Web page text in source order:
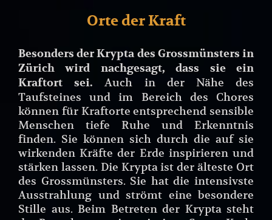
Orte der Kraft
Besonders der Krypta des Grossmünsters in
Zürich wird nachgesagt, dass sie ein
Kraftort sei. Auch in der Nähe des
Taufsteines und im Bereich des Chores
können für Kraftorte entsprechend sensible
Menschen tiefe Ruhe und Erkenntnis
finden. Sie können sich durch die auf sie
wirkenden Kräfte der Erde inspirieren und
stärken lassen. Die Krypta ist der älteste Ort
des Grossmünsters. Sie hat die intensivste
Ausstrahlung und strömt eine besondere
Stille aus. Beim Betreten der Krypta steht